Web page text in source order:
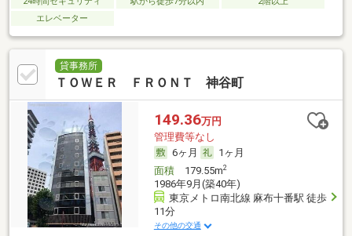
エレベーター
貸事務所
ＴＯＷＥＲ ＦＲＯＮＴ 神谷町
149.36万円
管理費等なし
6ヶ月
1ヶ月
面積179.55m2
1986年9月(築40年)
東京メトロ南北線 麻布十番駅 徒歩
11分
その他の交通